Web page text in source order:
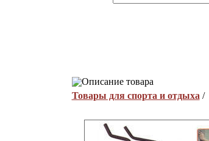
Описание товара
Товары для спорта и отдыха /